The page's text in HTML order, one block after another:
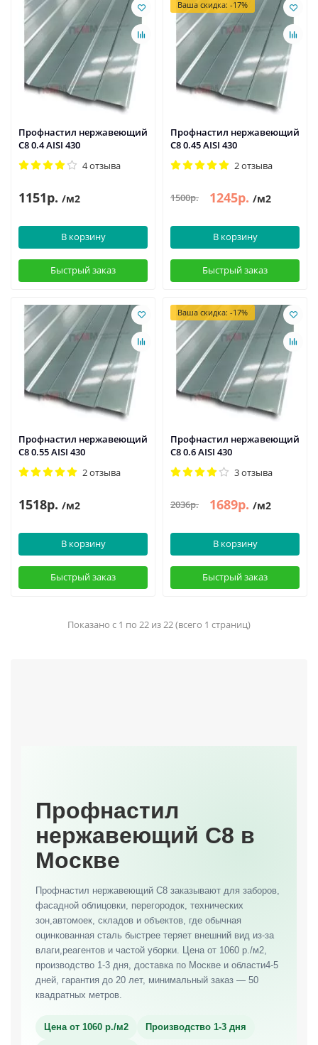
Профнастил нержавеющий
С8 0.4 AISI 430
4 отзыва
1151р. /м2
В корзину
Быстрый заказ
Ваша скидка: -17%
Профнастил нержавеющий
С8 0.45 AISI 430
2 отзыва
1500р. 1245р. /м2
В корзину
Быстрый заказ
Профнастил нержавеющий
С8 0.55 AISI 430
2 отзыва
1518р. /м2
В корзину
Быстрый заказ
Ваша скидка: -17%
Профнастил нержавеющий
С8 0.6 AISI 430
3 отзыва
2036р. 1689р. /м2
В корзину
Быстрый заказ
Показано с 1 по 22 из 22 (всего 1 страниц)
Профнастил
нержавеющий С8 в
Москве
Профнастил нержавеющий С8 заказывают для заборов,
фасадной облицовки, перегородок, технических
зон,автомоек, складов и объектов, где обычная
оцинкованная сталь быстрее теряет внешний вид из-за
влаги,реагентов и частой уборки. Цена от 1060 р./м2,
производство 1-3 дня, доставка по Москве и области4-5
дней, гарантия до 20 лет, минимальный заказ — 50
квадратных метров.
Цена от 1060 р./м2 Производство 1-3 дня